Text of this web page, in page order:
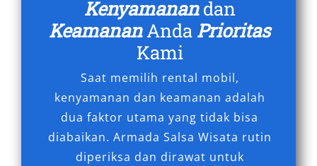
lengkap, biaya efisien, serta layanan sopir
berpengalaman, Hiace mampu menjawab
semua kebutuhan perjalanan di Jombang. Jika
rombongan, memilihsewa Hiace Jombang
penyedia terpercaya seperti Salsa Wisata
adalah langkah terbaik untuk menjamin
kenyamanan dan keamanan perjalanan Anda.
Kenyamanandan
KeamananAnda Prioritas
Kami
Saat memilih rental mobil,
kenyamanan dan keamanan adalah
dua faktor utama yang tidak bisa
diabaikan. Armada Salsa Wisata rutin
diperiksa dan dirawat untuk